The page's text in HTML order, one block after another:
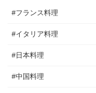
#フランス料理
#イタリア料理
#日本料理
#中国料理